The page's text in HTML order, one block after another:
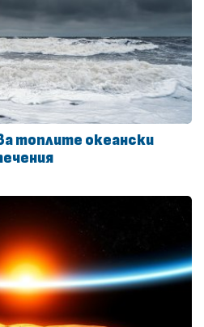
топлите океански